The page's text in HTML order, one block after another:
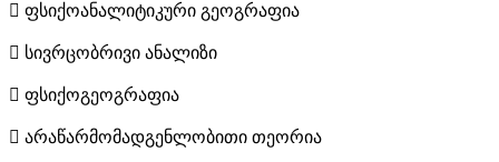
 ფსიქოანალიტიკური გეოგრაფია
 სივრცობრივი ანალიზი
 ფსიქოგეოგრაფია
 არაწარმომადგენლობითი თეორია